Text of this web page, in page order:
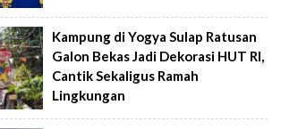
Kampung di Yogya Sulap Ratusan
Galon Bekas Jadi Dekorasi HUT RI,
Cantik Sekaligus Ramah
Lingkungan